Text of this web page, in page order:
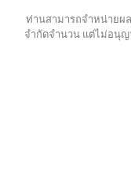
ท่านสามารถจำหน่ายผ
จำกัดจำนวน แต่ไม่อนุญ